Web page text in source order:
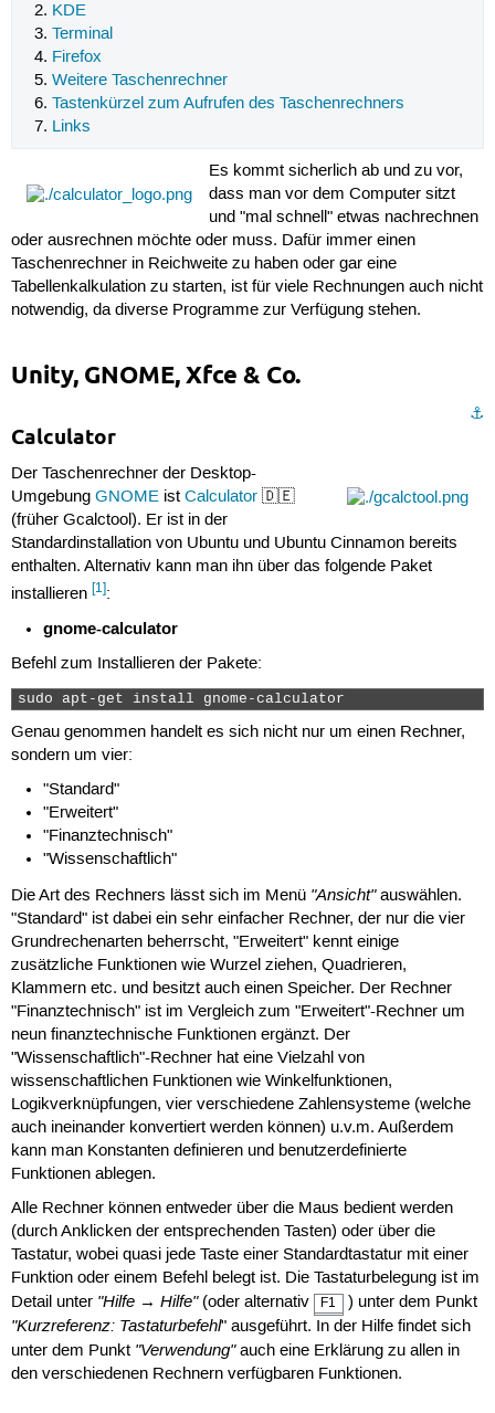
KDE
Terminal
Firefox
Weitere Taschenrechner
Tastenkürzel zum Aufrufen des Taschenrechners
Links
Es kommt sicherlich ab und zu vor,
dass man vor dem Computer sitzt
und "mal schnell" etwas nachrechnen
oder ausrechnen möchte oder muss. Dafür immer einen
Taschenrechner in Reichweite zu haben oder gar eine
Tabellenkalkulation zu starten, ist für viele Rechnungen auch nicht
notwendig, da diverse Programme zur Verfügung stehen.
Unity, GNOME, Xfce & Co.
⚓︎
Calculator
Der Taschenrechner der Desktop-
Umgebung GNOMEist Calculator🇩🇪
(früher Gcalctool). Er ist in der
Standardinstallation von Ubuntu und Ubuntu Cinnamon bereits
enthalten. Alternativ kann man ihn über das folgende Paket
installieren [1]:
gnome-calculator
Befehl zum Installieren der Pakete:
sudo apt-get install gnome-calculator
Genau genommen handelt es sich nicht nur um einen Rechner,
sondern um vier:
"Standard"
"Erweitert"
"Finanztechnisch"
"Wissenschaftlich"
Die Art des Rechners lässt sich im Menü "Ansicht"auswählen.
"Standard" ist dabei ein sehr einfacher Rechner, der nur die vier
Grundrechenarten beherrscht, "Erweitert" kennt einige
zusätzliche Funktionen wie Wurzel ziehen, Quadrieren,
Klammern etc. und besitzt auch einen Speicher. Der Rechner
"Finanztechnisch" ist im Vergleich zum "Erweitert"-Rechner um
neun finanztechnische Funktionen ergänzt. Der
"Wissenschaftlich"-Rechner hat eine Vielzahl von
wissenschaftlichen Funktionen wie Winkelfunktionen,
Logikverknüpfungen, vier verschiedene Zahlensysteme (welche
auch ineinander konvertiert werden können) u.v.m. Außerdem
kann man Konstanten definieren und benutzerdefinierte
Funktionen ablegen.
Alle Rechner können entweder über die Maus bedient werden
(durch Anklicken der entsprechenden Tasten) oder über die
Tastatur, wobei quasi jede Taste einer Standardtastatur mit einer
Funktion oder einem Befehl belegt ist. Die Tastaturbelegung ist im
Detail unter "Hilfe → Hilfe"(oder alternativ F1 ) unter dem Punkt
"Kurzreferenz: Tastaturbefehl" ausgeführt. In der Hilfe findet sich
unter dem Punkt "Verwendung"auch eine Erklärung zu allen in
den verschiedenen Rechnern verfügbaren Funktionen.